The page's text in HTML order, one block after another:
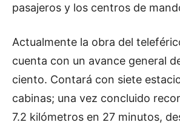
pasajeros y los centros de
Actualmente la obra del
cuenta con un avance general
ciento. Contará con siete
cabinas; una vez concluido
7.2 kilómetros en 27 minutos,